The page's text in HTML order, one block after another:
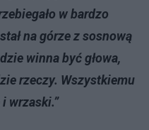
w bardzo
na górze z sosnową
winna być głowa,
rzeczy. Wszystkiemu
wrzaski.”